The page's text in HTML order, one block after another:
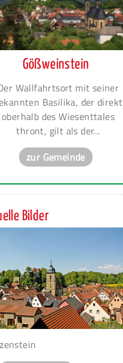
Gößweinstein
Wallfahrtsort mit seiner
Basilika, der direkt
oberhalb des Wiesenttales
thront, gilt als der...
zur Gemeinde
Bilder